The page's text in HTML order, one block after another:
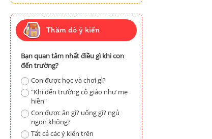
Thăm dò ý kiến
Bạn quan tâm nhất điều gì khi con
đến trường?
Con được học và chơi gì?
"Khi đến trường cô giáo như mẹ
hiền"
Con được ăn gì? uống gì? ngủ
ngon không?
Tất cả các ý kiến trên